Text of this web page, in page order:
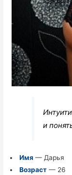
и
Имя— Дарья
Возраст— 26